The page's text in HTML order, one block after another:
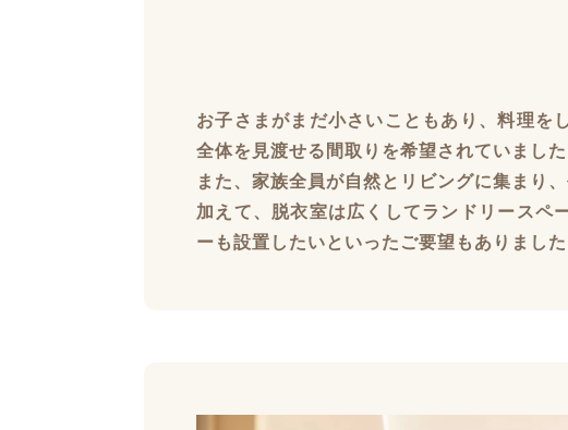
お子さまがまだ小さいこともあり、料理を
全体を見渡せる間取りを希望されていました
また、家族全員が自然とリビングに集まり
加えて、脱衣室は広くしてランドリースペ
ーも設置したいといったご要望もありました